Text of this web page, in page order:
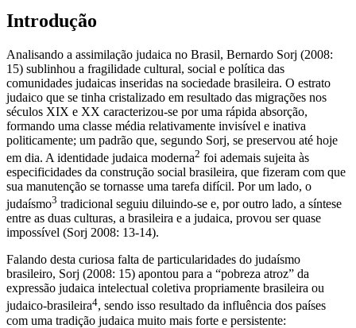
Introdução
Analisando a assimilação judaica no Brasil, Bernardo Sorj (2008:
15) sublinhou a fragilidade cultural, social e política das
comunidades judaicas inseridas na sociedade brasileira. O estrato
judaico que se tinha cristalizado em resultado das migrações nos
séculos XIX e XX caracterizou-se por uma rápida absorção,
formando uma classe média relativamente invisível e inativa
politicamente; um padrão que, segundo Sorj, se preservou até hoje
em dia. A identidade judaica moderna2foi ademais sujeita às
especificidades da construção social brasileira, que fizeram com que
sua manutenção se tornasse uma tarefa difícil. Por um lado, o
judaísmo3tradicional seguiu diluindo-se e, por outro lado, a síntese
entre as duas culturas, a brasileira e a judaica, provou ser quase
Falando desta curiosa falta de particularidades do judaísmo
brasileiro, Sorj (2008: 15) apontou para a “pobreza atroz” da
expressão judaica intelectual coletiva propriamente brasileira ou
judaico-brasileira4 , sendo isso resultado da influência dos países